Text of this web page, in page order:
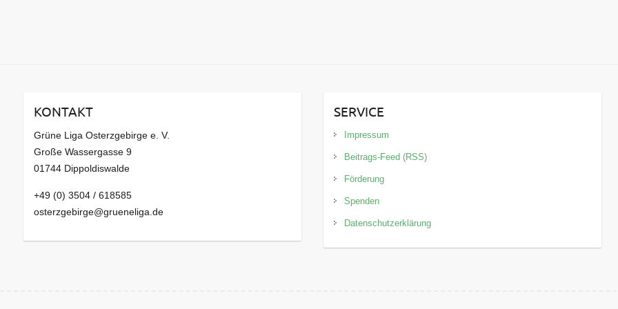
KONTAKT
Grüne Liga Osterzgebirge e. V.
Große Wassergasse 9
01744 Dippoldiswalde
+49 (0) 3504 / 618585
osterzgebirge@grueneliga.de
SERVICE
Impressum
Beitrags-Feed (RSS)
Förderung
Spenden
Datenschutzerklärung